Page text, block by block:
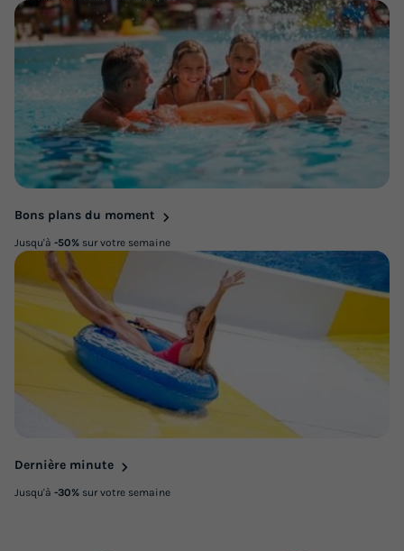
Bons plans du moment
Jusqu'à -50% sur votre semaine
Dernière minute
Jusqu'à -30% sur votre semaine